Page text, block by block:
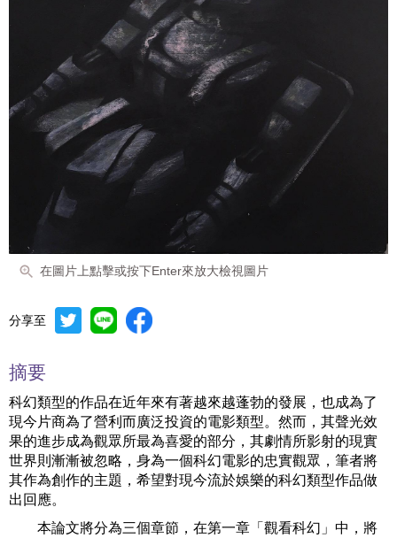
在圖片上點擊或按下Enter來放大檢視圖片
分享至
摘要
科幻類型的作品在近年來有著越來越蓬勃的發展，也成為了
現今片商為了營利而廣泛投資的電影類型。然而，其聲光效
果的進步成為觀眾所最為喜愛的部分，其劇情所影射的現實
世界則漸漸被忽略，身為一個科幻電影的忠實觀眾，筆者將
其作為創作的主題，希望對現今流於娛樂的科幻類型作品做
出回應。
本論文將分為三個章節，在第一章「觀看科幻」中，將